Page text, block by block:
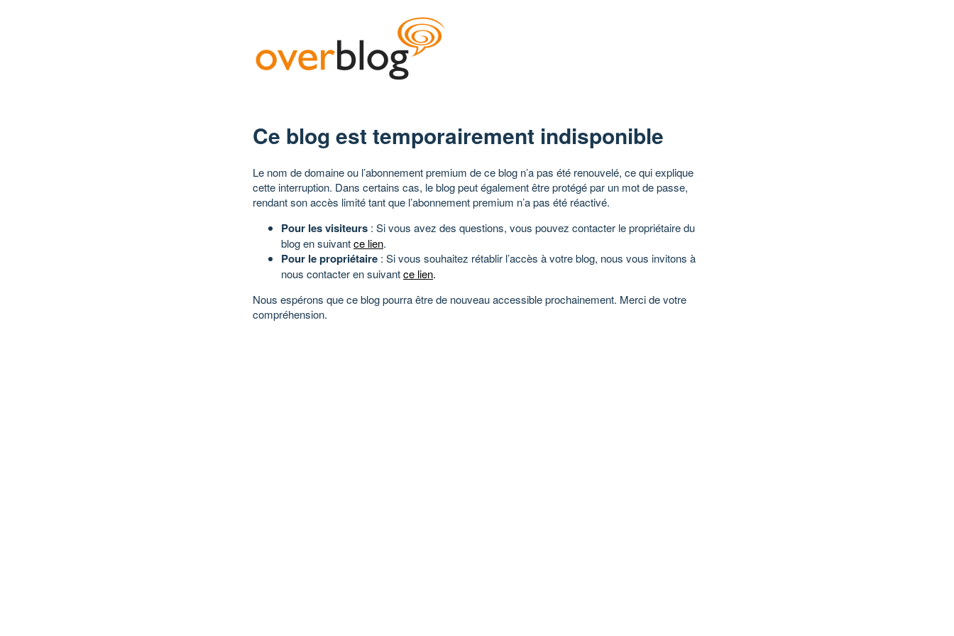
Ce blog est temporairement indisponible
Le nom de domaine ou l’abonnement premium de ce blog n’a pas été renouvelé, ce qui explique
cette interruption. Dans certains cas, le blog peut également être protégé par un mot de passe,
rendant son accès limité tant que l’abonnement premium n’a pas été réactivé.
Pour les visiteurs : Si vous avez des questions, vous pouvez contacter le propriétaire du
blog en suivantce lien.
Pour le propriétaire : Si vous souhaitez rétablir l’accès à votre blog, nous vous invitons à
nous contacter en suivantce lien.
Nous espérons que ce blog pourra être de nouveau accessible prochainement. Merci de votre
compréhension.